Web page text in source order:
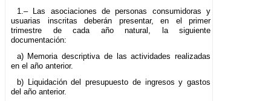
1.– Las asociaciones de personas consumidoras y
usuarias inscritas deberán presentar, en el primer
trimestre de cada año natural, la siguiente
documentación:
a) Memoria descriptiva de las actividades realizadas
en el año anterior.
b) Liquidación del presupuesto de ingresos y gastos
del año anterior.